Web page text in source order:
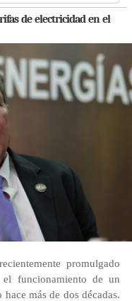
de electricidad en el
promulgado
funcionamiento de un
más de dos décadas.